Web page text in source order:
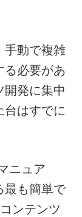
手動で複雑
る必要があ
開発に集中
はすでに
ニュア
最も簡単で
ンテンツ